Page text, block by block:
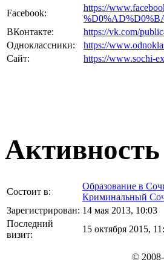
Facebook:
https://
ВКонтакте:
https://vk.com/
Одноклассники:
https://
Сайт:
https://www.sochi-
Активность
Состоит в:
Образование в
Криминальный
Зарегистрирован: 14 мая 2013, 10:03
Последний
визит:
15 октября 2015,
©